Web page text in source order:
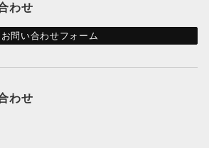
わせ
お問い合わせフォーム
わせ